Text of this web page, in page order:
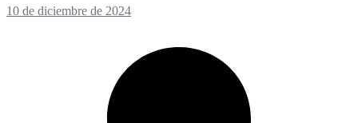
10 de diciembre de 2024